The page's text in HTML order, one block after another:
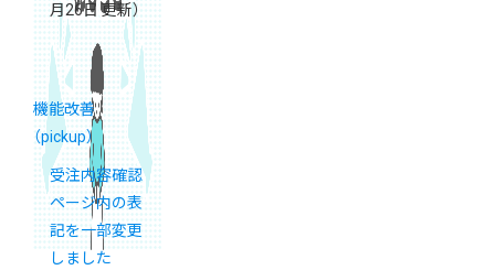
月26日 更新）
機能改善
（pickup）
受注内容確認
ページ内の表
記を一部変更
しました